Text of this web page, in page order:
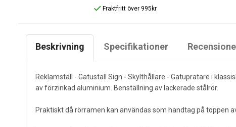
Fraktfritt över 995kr
Beskrivning Specifikationer
Reklamställ - Gatuställ Sign - Skylthållare - Gatupratare i
av förzinkad aluminium. Benställning av lackerade stålrör.
Praktiskt då rörramen kan användas som handtag på toppen